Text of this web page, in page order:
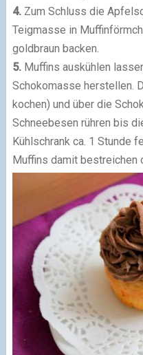
4.Zum Schluss die
Teigmasse in
goldbraun backen.
5.Muffins auskühlen
Schokomasse herstellen.
kochen) und über die
Schneebesen rühren bis
Kühlschrank ca. 1 Stunde
Muffins damit bestreichen